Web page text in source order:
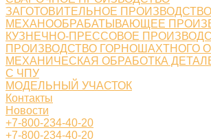
ЗАГОТОВИТЕЛЬНОЕ ПРОИЗВОДСТВО
МЕХАНООБРАБАТЫВАЮЩЕЕ
КУЗНЕЧНО-ПРЕССОВОЕ
ПРОИЗВОДСТВО ГОРНОШАХТНОГО
МЕХАНИЧЕСКАЯ ОБРАБОТКА
С ЧПУ
МОДЕЛЬНЫЙ УЧАСТОК
Контакты
Новости
+7-800-234-40-20
+7-800-234-40-20